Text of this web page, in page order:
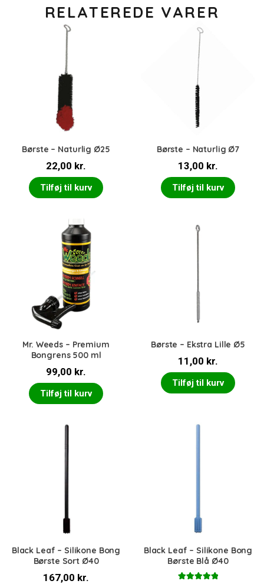
RELATEREDE VARER
Børste – Naturlig Ø25
22,00 kr.
Tilføj til kurv
Børste – Naturlig Ø7
13,00 kr.
Tilføj til kurv
Mr. Weeds – Premium
Bongrens 500 ml
99,00 kr.
Tilføj til kurv
Børste – Ekstra Lille Ø5
11,00 kr.
Tilføj til kurv
Black Leaf – Silikone Bong
Børste Sort Ø40
167,00 kr.
Black Leaf – Silikone Bong
Børste Blå Ø40